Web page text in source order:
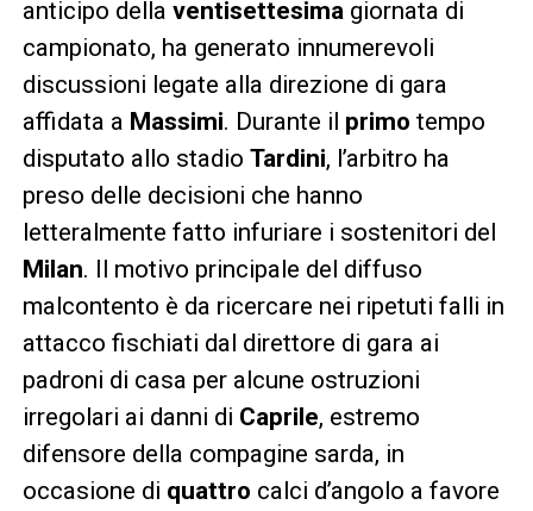
anticipo della ventisettesima giornata di
campionato, ha generato innumerevoli
discussioni legate alla direzione di gara
affidata a Massimi. Durante il primo tempo
disputato allo stadio Tardini, l’arbitro ha
preso delle decisioni che hanno
letteralmente fatto infuriare i sostenitori del
Milan. Il motivo principale del diffuso
malcontento è da ricercare nei ripetuti falli in
attacco fischiati dal direttore di gara ai
padroni di casa per alcune ostruzioni
irregolari ai danni di Caprile, estremo
difensore della compagine sarda, in
occasione di quattro calci d’angolo a favore